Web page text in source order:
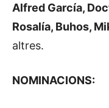
Alfred García,
Rosalía, Buhos,
altres.
NOMINACIONS: